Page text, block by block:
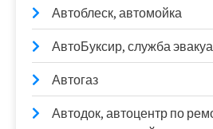
Автоблеск, автомойка
АвтоБуксир, служба
Автогаз
Автодок, автоцентр по